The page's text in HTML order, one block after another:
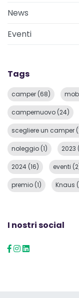
News
Eventi
Tags
camper (68)
campernuovo (24)
scegliere un camper
noleggio (1) 2023
2024 (16) eventi
premio (1) Knaus
I nostri social